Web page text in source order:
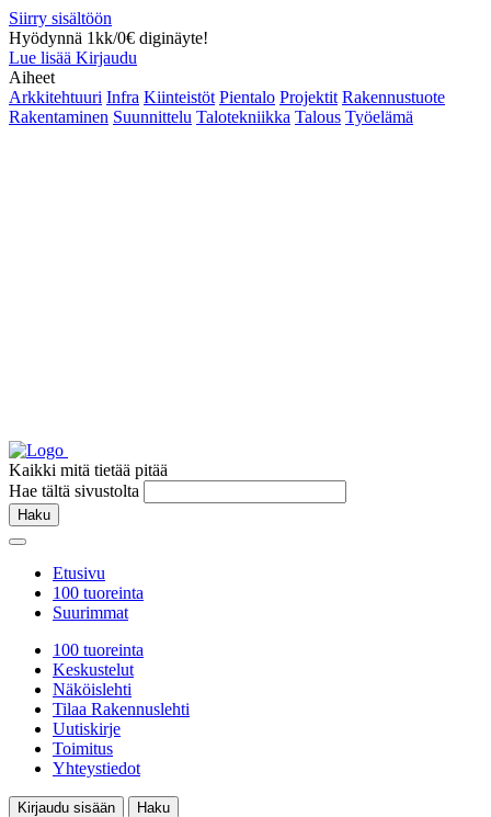
Siirry sisältöön
Hyödynnä 1kk/0€ diginäyte!
Lue lisää Kirjaudu
Aiheet
Arkkitehtuuri Infra Kiinteistöt Pientalo Projektit Rakennustuote
Rakentaminen Suunnittelu Talotekniikka Talous Työelämä
Kaikki mitä tietää pitää
Hae tältä sivustolta
Haku
Etusivu
100 tuoreinta
Suurimmat
100 tuoreinta
Keskustelut
Näköislehti
Tilaa Rakennuslehti
Uutiskirje
Toimitus
Yhteystiedot
Kirjaudu sisään
Haku